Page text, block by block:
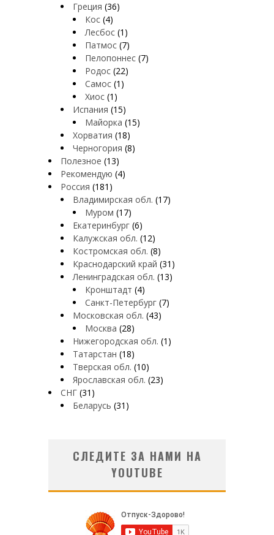
Греция (36)
Кос (4)
Лесбос (1)
Патмос (7)
Пелопоннес (7)
Родос (22)
Самос (1)
Хиос (1)
Испания (15)
Майорка (15)
Хорватия (18)
Черногория (8)
Полезное (13)
Рекомендую (4)
Россия (181)
Владимирская обл. (17)
Муром (17)
Екатеринбург (6)
Калужская обл. (12)
Костромская обл. (8)
Краснодарский край (31)
Ленинградская обл. (13)
Кронштадт (4)
Санкт-Петербург (7)
Московская обл. (43)
Москва (28)
Нижегородская обл. (1)
Татарстан (18)
Тверская обл. (10)
Ярославская обл. (23)
СНГ (31)
Беларусь (31)
СЛЕДИТЕ ЗА НАМИ НА
YOUTUBE